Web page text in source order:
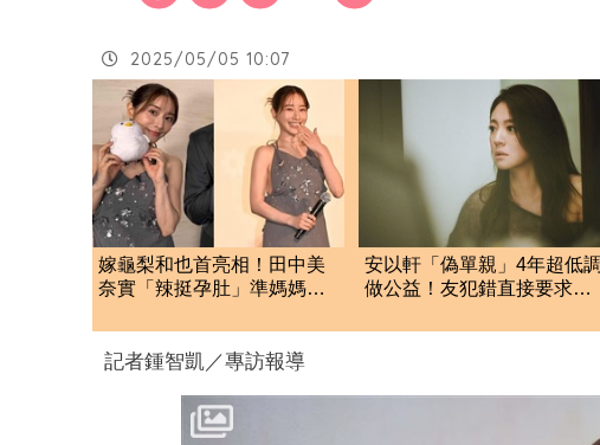
2025/05/05 10:07
嫁龜梨和也首亮相！田中美
奈實「辣挺孕肚」準媽媽被
安以軒「偽單親」4年超低調
做公益！友犯錯直接要求：
記者鍾智凱／專訪報導